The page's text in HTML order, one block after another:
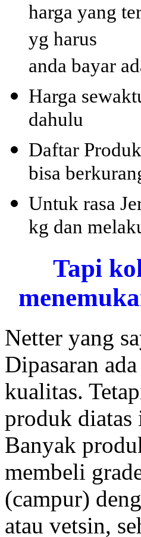
harga yang
yg harus
anda bayar
Harga
dahulu
Daftar
bisa
Untuk rasa
kg dan
Tapi
Netter yang
Dipasaran
kualitas.
produk diatas
Banyak
membeli
(campur)
atau vetsin,